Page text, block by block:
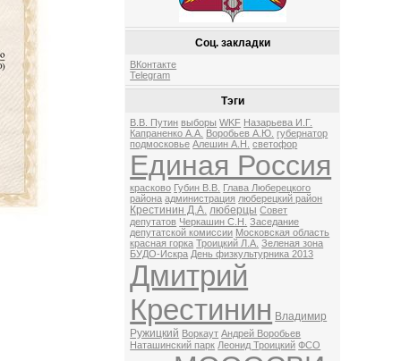
Соц. закладки
ВКонтакте
Telegram
Тэги
В.В. Путин выборы WKF Назарьева И.Г.
Капраненко А.А. Воробьев А.Ю. губернатор
подмосковье Алешин А.Н. светофор
Единая Россия
красково Губин В.В. Глава Люберецкого
района администрация люберецкий район
Крестинин Д.А. люберцы Совет
депутатов Черкашин С.Н.
Заседание
депутатской комиссии Московская область
красная горка Троицкий Л.А. Зеленая зона
БУДО-Искра День физкультурника 2013
Дмитрий
Крестинин Владимир
Ружицкий Воркаут Андрей Воробьев
Наташинский парк Леонид Троицкий ФСО